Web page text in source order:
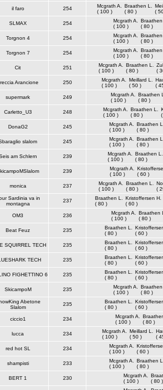
il faro 254
Mcgrath A.
( 100 )
Braathen L.
( 80 )
(
SLMAX 254
Mcgrath A.
( 100 )
Braathen
( 80 )
Torgnon 4 254
Mcgrath A.
( 100 )
Braathen
( 80 )
Torgnon 7 254
Mcgrath A.
( 100 )
Braathen
( 80 )
Cit 251
Mcgrath A.
( 100 )
Braathen L.
( 80 )
(
Arancione 250
Mcgrath A.
( 100 )
Meillard L.
( 50 )
(
supermark 249
Mcgrath A.
( 100 )
Braathen L.
( 80 )
Carletto_U3 248
Mcgrath A.
( 100 )
Braathen L.
( 80 )
DonaG2 245
Mcgrath A.
( 100 )
Braathen L.
( 80 )
slalom 245
Mcgrath A.
( 100 )
Braathen L.
( 80 )
am Schlern 239
Mcgrath A.
( 100 )
Braathen L.
( 80 )
239
Mcgrath A.
( 100 )
( 60 )
monica 237
Mcgrath A.
( 100 )
Braathen L.
( 80 )
(
Sardinia va in
montagna
237
Braathen L.
( 80 )
Kristoffersen H.
( 60 )
OM3 236
Mcgrath A.
( 100 )
Braathen L.
( 80 )
Beat Feuz 235
Braathen L.
( 80 )
( 60 )
SQUIRREL TECH 235
Braathen L.
( 80 )
( 60 )
TECH 235
Braathen L.
( 80 )
( 60 )
FIGHETTINO 6 235
Braathen L.
( 80 )
( 60 )
SkicampoM 235
Mcgrath A.
( 100 )
Braathen
( 80 )
Abetone
Slalom
235
Braathen L.
( 80 )
( 60 )
ciccio1 234
Mcgrath A.
( 100 )
( 80 )
lucca 234
Mcgrath A.
( 100 )
Meillard L.
( 50 )
(
red hot SL 234
Mcgrath A.
( 100 )
( 60 )
shampisti 233
Mcgrath A.
( 100 )
Braathen L.
( 80 )
BERT 1 230
Mcgrath A.
( 100 )
( 80 )